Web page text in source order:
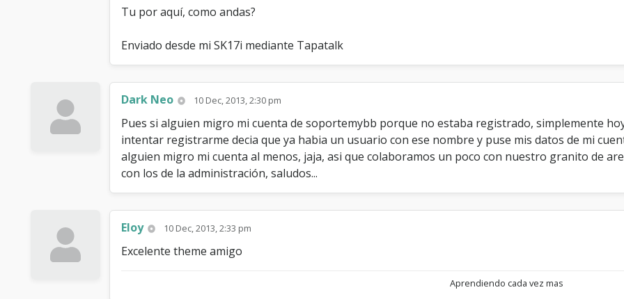
Tu por aquí, como andas?
Enviado desde mi SK17i mediante Tapatalk
Dark Neo 10 Dec, 2013, 2:30 pm
Pues si alguien migro mi cuenta de soportemybb porque no estaba registrado, simplemente
intentar registrarme decia que ya habia un usuario con ese nombre y puse mis datos de mi
alguien migro mi cuenta al menos, jaja, asi que colaboramos un poco con nuestro granito de
con los de la administración, saludos...
Eloy 10 Dec, 2013, 2:33 pm
Excelente theme amigo
Aprendiendo cada vez mas